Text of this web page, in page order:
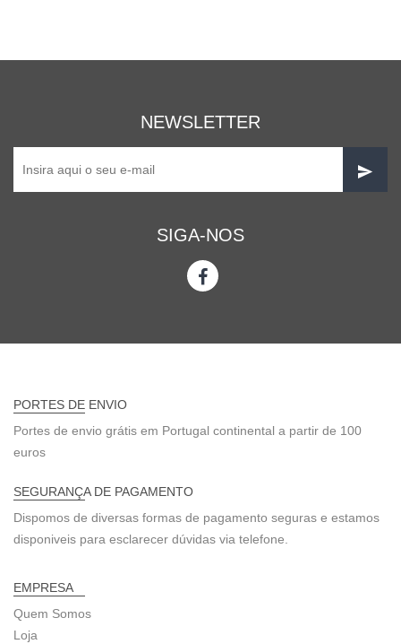
NEWSLETTER
SIGA-NOS
PORTES DE ENVIO
Portes de envio grátis em Portugal continental a partir de 100
euros
SEGURANÇA DE PAGAMENTO
Dispomos de diversas formas de pagamento seguras e estamos
disponiveis para esclarecer dúvidas via telefone.
EMPRESA
Quem Somos
Loja